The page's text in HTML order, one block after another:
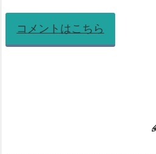
コメントはこちら